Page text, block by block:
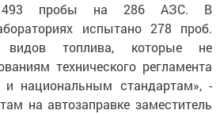
493 пробы на 286 АЗС. В
испытано 278 проб.
видов топлива, которые не
технического регламента
национальным стандартам», -
на автозаправке заместитель